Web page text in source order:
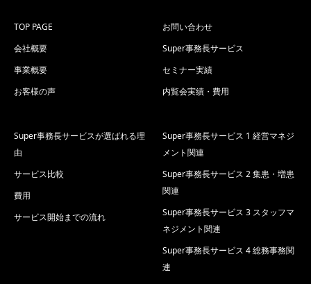
TOP PAGE
会社概要
事業概要
お客様の声
お問い合わせ
Super事務長サービス
セミナー実績
内覧会実績・費用
Super事務長サービスが選ばれる理
由
サービス比較
費用
サービス開始までの流れ
Super事務長サービス 1 経営マネジ
メント関連
Super事務長サービス 2 集患・増患
関連
Super事務長サービス 3 スタッフマ
ネジメント関連
Super事務長サービス 4 総務事務関
連